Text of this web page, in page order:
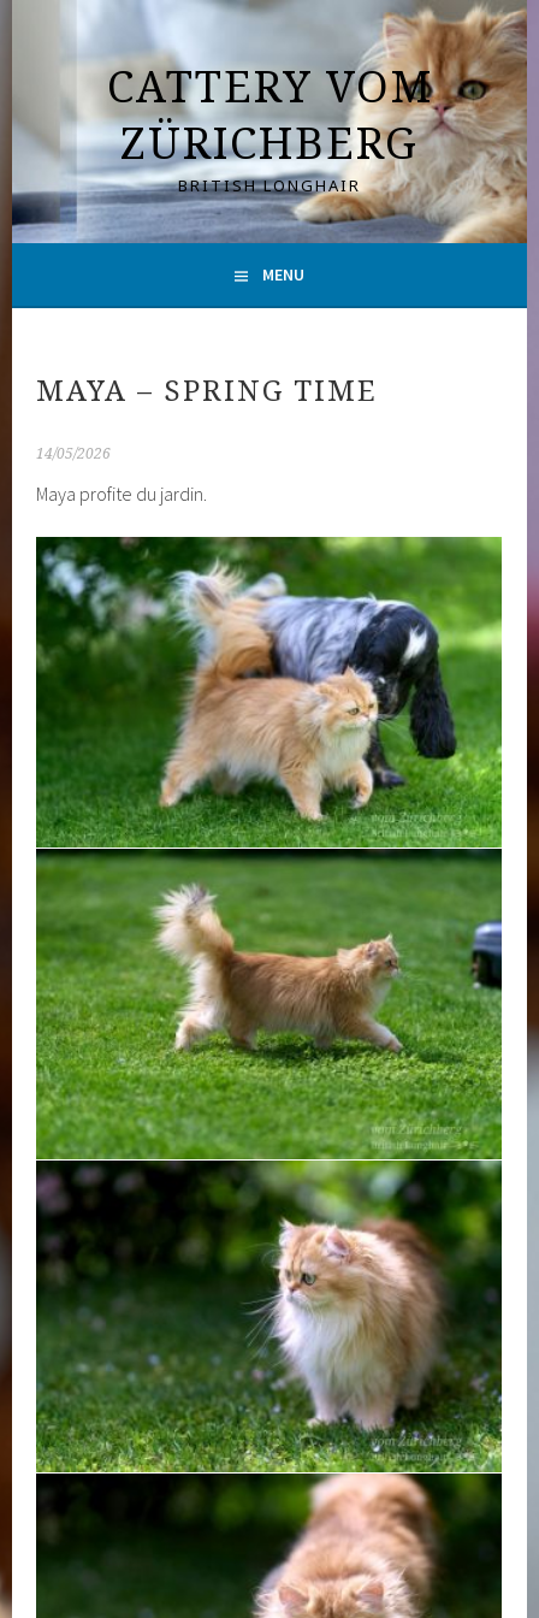
principal
CATTERY VOM
ZÜRICHBERG
BRITISH LONGHAIR
MENU
MAYA – SPRING TIME
14/05/2026
Maya profite du jardin.